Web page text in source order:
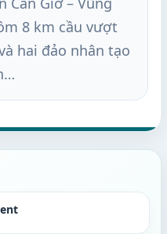
8 km cầu vượt
hai đảo nhân tạo